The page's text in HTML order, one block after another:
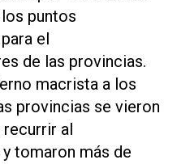
puntos
el
de las provincias.
macrista a los
provincias se vieron
al
tomaron más de